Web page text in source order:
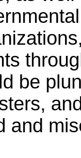
be
and